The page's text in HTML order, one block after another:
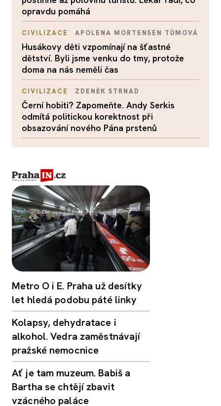
opravdu pomáhá
CIVILIZACE APOLENA MORTENSEN TŮMOVÁ
Husákovy děti vzpomínají na šťastné
dětství. Byli jsme venku do tmy, protože
doma na nás neměli čas
CIVILIZACE ZDENĚK STRNAD
Černí hobiti? Zapomeňte. Andy Serkis
odmítá politickou korektnost při
obsazování nového Pána prstenů
Metro O i E. Praha už desítky
let hledá podobu páté linky
Kolapsy, dehydratace i
alkohol. Vedra zaměstnávají
pražské nemocnice
Ať je tam muzeum. Babiš a
Bartha se chtějí zbavit
vzácného paláce